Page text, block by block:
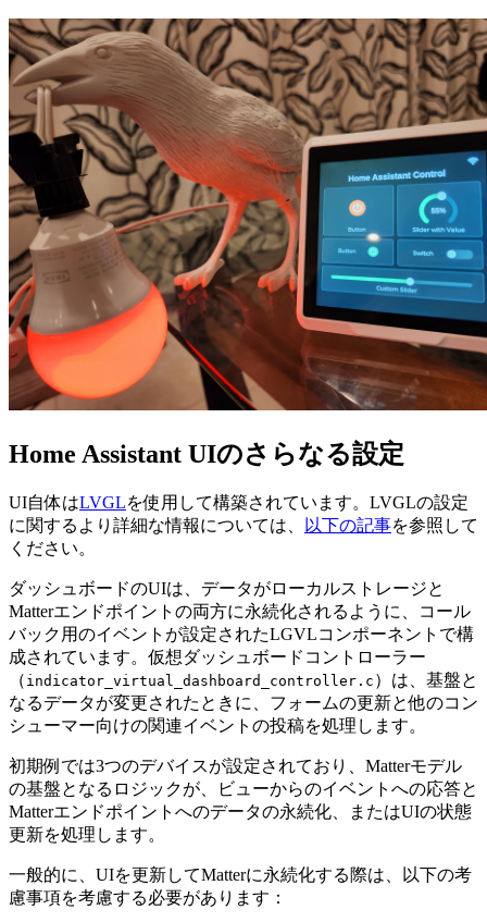
Home Assistant UIのさらなる設定
UI自体はLVGLを使用して構築されています。LVGLの設定
に関するより詳細な情報については、 以下の記事を参照して
ください。
ダッシュボードのUIは、データがローカルストレージと
Matterエンドポイントの両方に永続化されるように、コール
バック用のイベントが設定されたLGVLコンポーネントで構
成されています。仮想ダッシュボードコントローラー
（ indicator_virtual_dashboard_controller.c ）は、基盤と
なるデータが変更されたときに、フォームの更新と他のコン
シューマー向けの関連イベントの投稿を処理します。
初期例では3つのデバイスが設定されており、Matterモデル
の基盤となるロジックが、ビューからのイベントへの応答と
Matterエンドポイントへのデータの永続化、またはUIの状態
更新を処理します。
一般的に、UIを更新してMatterに永続化する際は、以下の考
慮事項を考慮する必要があります：